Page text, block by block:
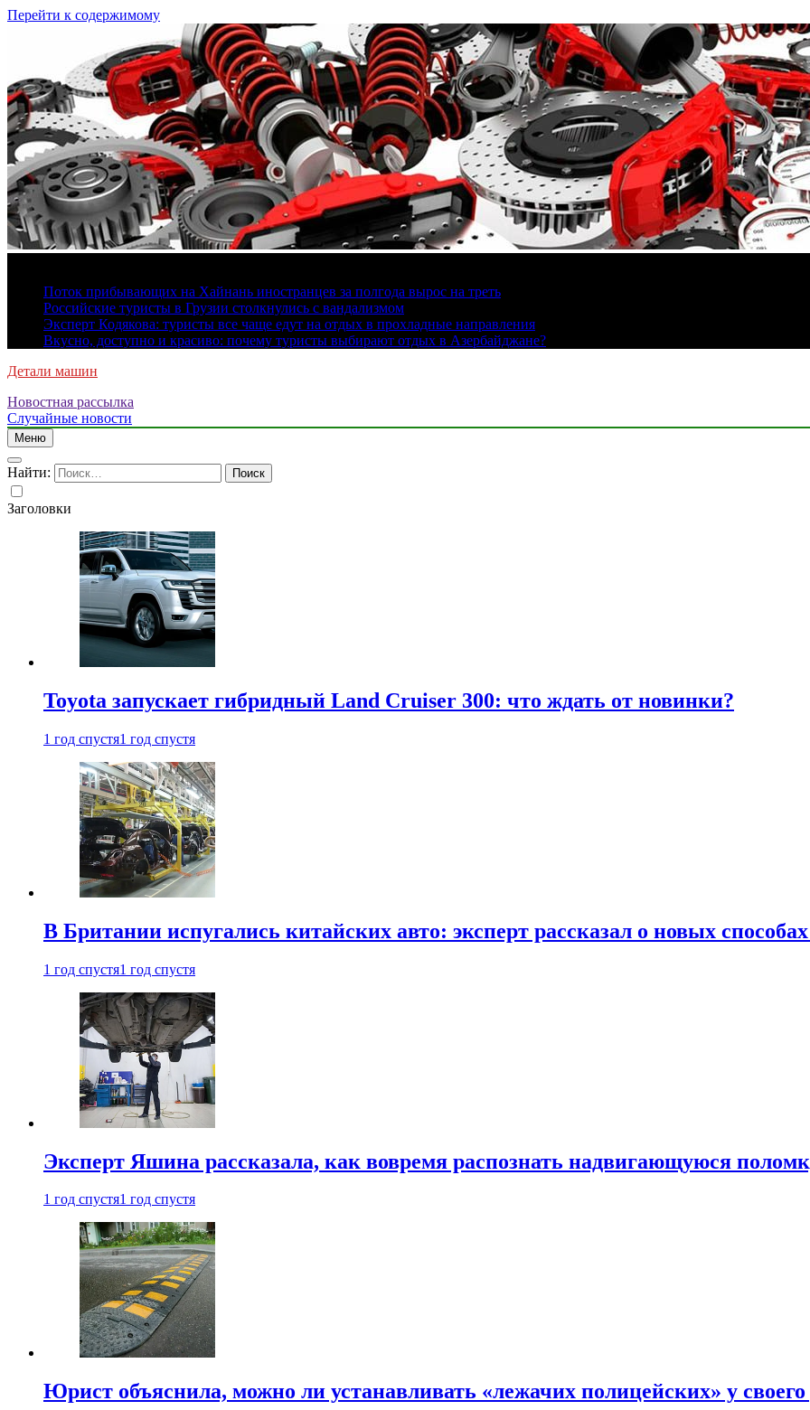
Перейти к содержимому
Поток прибывающих на Хайнань иностранцев за полгода вырос на треть
Российские туристы в Грузии столкнулись с вандализмом
Эксперт Кодякова: туристы все чаще едут на отдых в прохладные направления
Вкусно, доступно и красиво: почему туристы выбирают отдых в Азербайджане?
Детали машин
Новостная рассылка
Случайные новости
Меню
Найти:
Заголовки
Toyota запускает гибридный Land Cruiser 300: что ждать от новинки?
1 год спустя1 год спустя
В Британии испугались китайских авто: эксперт рассказал о новых
1 год спустя1 год спустя
Эксперт Яшина рассказала, как вовремя распознать надвигающуюся
1 год спустя1 год спустя
Юрист объяснила, можно ли устанавливать «лежачих полицейских» у